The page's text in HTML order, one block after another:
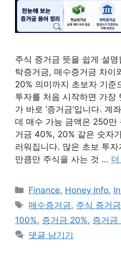
주식 증거금 뜻을 쉽게 설
탁증거금, 매수증거금 차이
20% 의미까지 초보자 기준
투자를 처음 시작하면 가장
가 바로 ‘증거금’입니다. 계
데 매수 가능 금액은 250만
거금 40%, 20% 같은 숫자
러워집니다. 많은 초보 투
만큼만 주식을 사는 것 …
카
테
리
Finance, Honey Info,
태
그
매수증거금, 주식 증거금
100%, 증거금 20%, 증거금
댓글 남기기